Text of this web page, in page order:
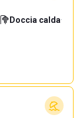
Doccia calda·